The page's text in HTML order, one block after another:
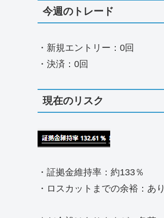
今週のトレード
・新規エントリー：0回
・決済：0回
現在のリスク
・証拠金維持率：約133％
・ロスカットまでの余裕：あり